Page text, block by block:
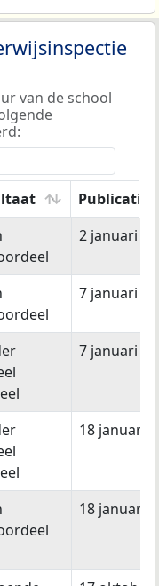
van de school
2 januari
7 januari
7 januari
18 januari
18 januari